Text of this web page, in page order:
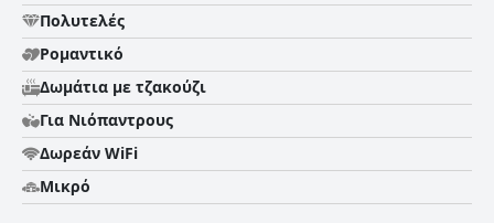
Πολυτελές
Ρομαντικό
Δωμάτια με τζακούζι
Για Νιόπαντρους
Δωρεάν WiFi
Μικρό